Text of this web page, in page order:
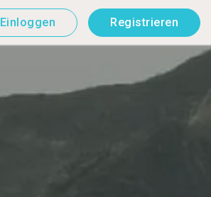
Einloggen Registrieren